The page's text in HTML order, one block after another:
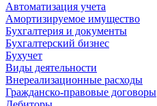
Автоматизация учета
Амортизируемое имущество
Бухгалтерия и документы
Бухгалтерский бизнес
Бухучет
Виды деятельности
Внереализационные расходы
Гражданско-правовые договоры